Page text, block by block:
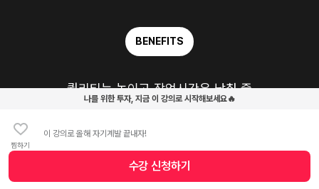
찜하기
나를 위한 투자, 지금 이 강의로 시작해보세요🔥
이 강의로 올해 자기계발 끝내자!
수강 신청하기
BENEFITS
퀄리티는 높이고 작업시간은 낮춰 줄
실습 중 막힐 때 참고하거나 응용하여 나만의 작품을 완성해